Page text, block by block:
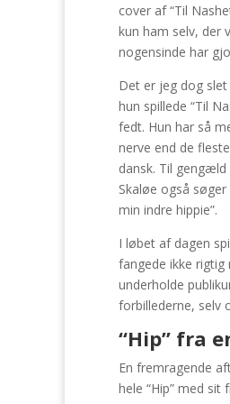
cover af “Til
kun ham selv, der
nogensinde har
Det er jeg dog
hun spillede “Til
fedt. Hun har så
nerve end de
dansk. Til
Skaløe også
min indre hippie”.
I løbet af dagen
fangede ikke
underholde
forbillederne, selv
“Hip” fra
En fremragende
hele “Hip” med